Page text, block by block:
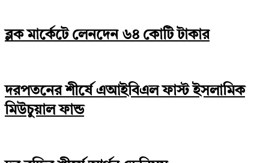
ব্লক মার্কেটে লেনদেন ৬৪ কোটি টাকার
দরপতনের শীর্ষে এআইবিএল ফাস্ট ইসলামিক
মিউচুয়াল ফান্ড